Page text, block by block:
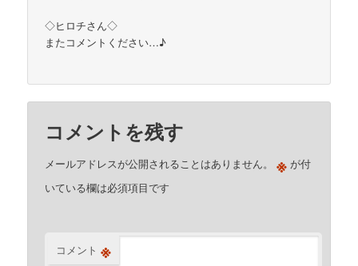
◇ヒロチさん◇
またコメントください…♪
コメントを残す
メールアドレスが公開されることはありません。 ※ が付
いている欄は必須項目です
コメント ※